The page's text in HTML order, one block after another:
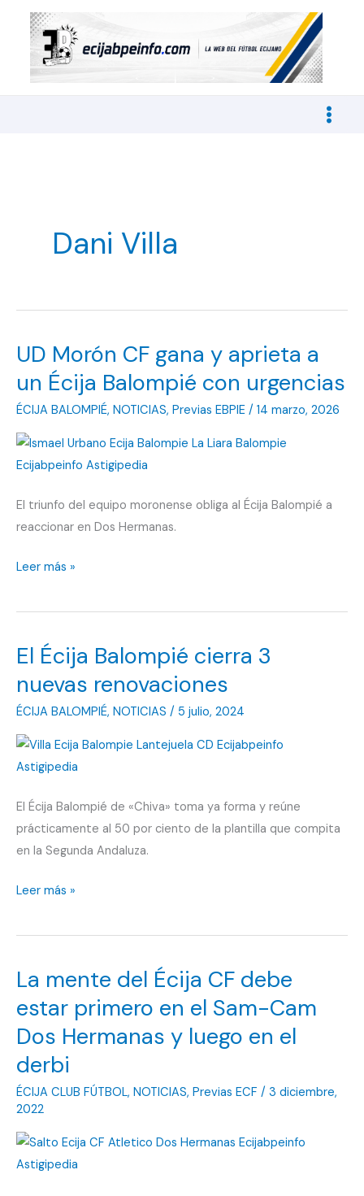
contenido
Dani Villa
UD Morón CF gana y aprieta a
un Écija Balompié con urgencias
ÉCIJA BALOMPIÉ, NOTICIAS, Previas EBPIE / 14 marzo, 2026
El triunfo del equipo moronense obliga al Écija Balompié a
reaccionar en Dos Hermanas.
UD
CF
y
un
Écija
Balompié
urgencias
Leer más »
El Écija Balompié cierra 3
nuevas renovaciones
ÉCIJA BALOMPIÉ, NOTICIAS / 5 julio, 2024
El Écija Balompié de «Chiva» toma ya forma y reúne
prácticamente al 50 por ciento de la plantilla que compita
en la Segunda Andaluza.
El
Balompié
nuevas
renovaciones
Leer más »
La mente del Écija CF debe
estar primero en el Sam-Cam
Dos Hermanas y luego en el
derbi
ÉCIJA CLUB FÚTBOL, NOTICIAS, Previas ECF / 3 diciembre,
2022